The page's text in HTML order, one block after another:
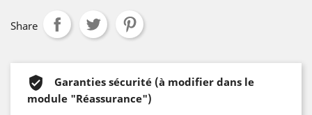
Share
Garanties sécurité (à modifier dans le
module "Réassurance")